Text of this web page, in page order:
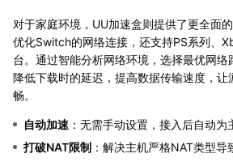
对于家庭环境，UU加速盒则提供了更全面
优化Switch的网络连接，还支持PS系列、
台。通过智能分析网络环境，选择最优网络
降低下载时的延迟，提高数据传输速度，让
畅。
自动加速 ：无需手动设置，接入后自动为
打破NAT限制 ：解决主机严格NAT类型导